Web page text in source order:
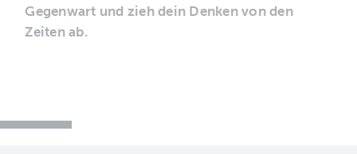
Gegenwart und zieh dein Denken von den
Zeiten ab.